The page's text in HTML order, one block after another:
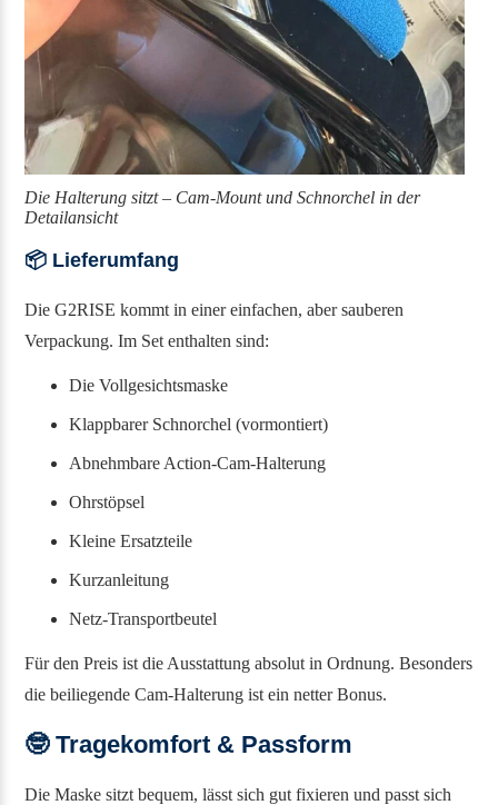
Die Halterung sitzt – Cam-Mount und Schnorchel in der
Detailansicht
📦 Lieferumfang
Die G2RISE kommt in einer einfachen, aber sauberen
Verpackung. Im Set enthalten sind:
Die Vollgesichtsmaske
Klappbarer Schnorchel (vormontiert)
Abnehmbare Action-Cam-Halterung
Ohrstöpsel
Kleine Ersatzteile
Kurzanleitung
Netz-Transportbeutel
Für den Preis ist die Ausstattung absolut in Ordnung. Besonders
die beiliegende Cam-Halterung ist ein netter Bonus.
🤓Tragekomfort & Passform
Die Maske sitzt bequem, lässt sich gut fixieren und passt sich